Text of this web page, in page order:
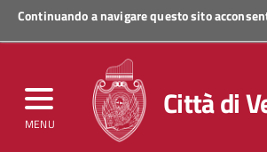
Continuando a navigare questo sito
MENU
Regione Veneto
Città di